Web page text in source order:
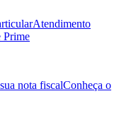
Atendimento
Prime
nota fiscalConheça o